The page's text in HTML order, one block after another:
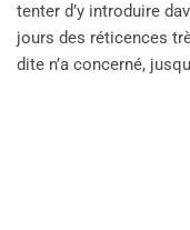
tenter d’y introduire
jours des réticences
dite n’a concerné,